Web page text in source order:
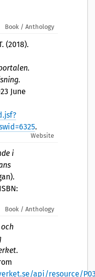
Book / Anthology
(2018).
June
.
Website
i
Book / Anthology
och
.
api/resource/